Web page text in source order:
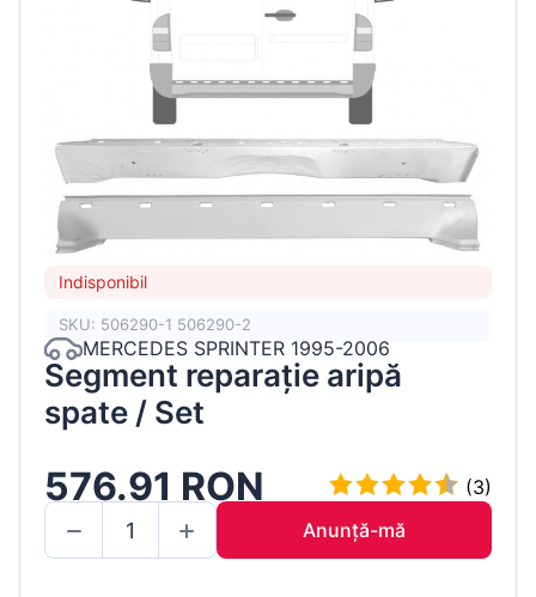
Indisponibil
SKU: 506290-1 506290-2
MERCEDES SPRINTER 1995-2006
Segment reparație aripă
spate / Set
576.91 RON
(3)
Anunță-mă